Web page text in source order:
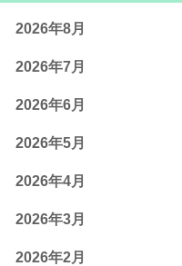
2026年8月
2026年7月
2026年6月
2026年5月
2026年4月
2026年3月
2026年2月